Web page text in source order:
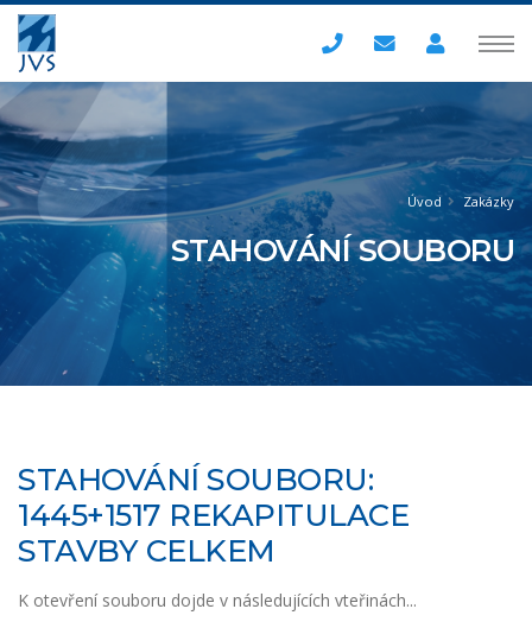
Úvod Zakázky
STAHOVÁNÍ SOUBORU
STAHOVÁNÍ SOUBORU:
1445+1517 REKAPITULACE
STAVBY CELKEM
K otevření souboru dojde v následujících vteřinách...